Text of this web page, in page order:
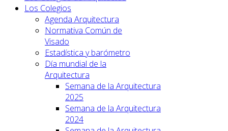
Los Colegios
Agenda Arquitectura
Normativa Común de
Visado
Estadística y barómetro
Día mundial de la
Arquitectura
Semana de la Arquitectura
2025
Semana de la Arquitectura
2024